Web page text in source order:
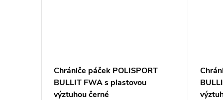
Chrániče páček POLISPORT
BULLIT FWA s plastovou
výztuhou černé